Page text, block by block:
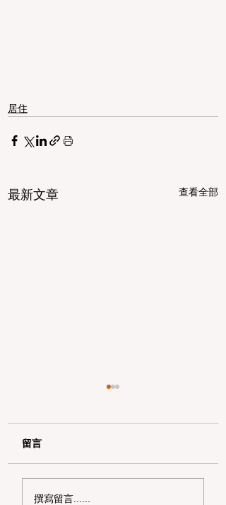
居住
最新文章 查看全部
2026 湾区治安黑白
留言
撰寫留言......